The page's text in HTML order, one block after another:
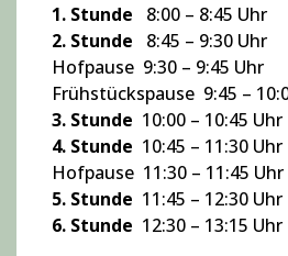
1. Stunde 8:00 – 8:45 Uhr
2. Stunde 8:45 – 9:30 Uhr
Hofpause 9:30 – 9:45 Uhr
Frühstückspause 9:45 –
3. Stunde 10:00 – 10:45 Uhr
4. Stunde 10:45 – 11:30 Uhr
Hofpause 11:30 – 11:45 Uhr
5. Stunde 11:45 – 12:30 Uhr
6. Stunde 12:30 – 13:15 Uhr